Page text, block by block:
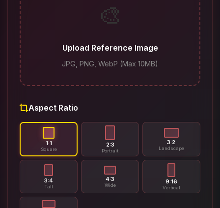
🎨
Upload Reference Image
JPG, PNG, WebP (Max 10MB)
Aspect Ratio
1:1
Square
2:3
Portrait
3:2
Landscape
3:4
Tall
4:3
Wide
9:16
Vertical